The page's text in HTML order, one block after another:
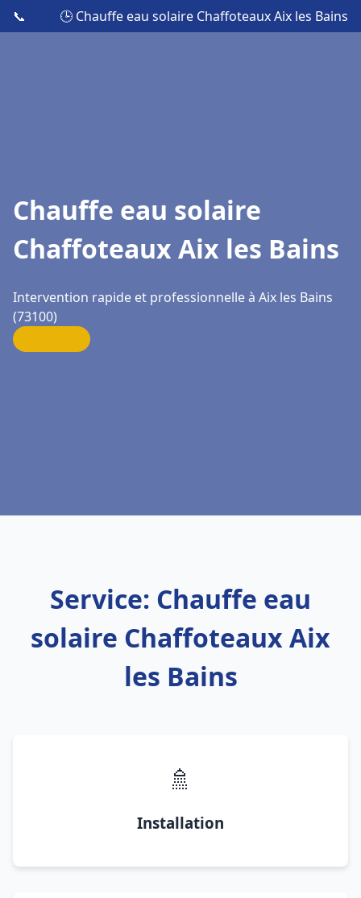
📞 🕒 Chauffe eau solaire Chaffoteaux Aix les Bains
Chauffe eau solaire
Chaffoteaux Aix les Bains
Intervention rapide et professionnelle à Aix les Bains
(73100)
Service: Chauffe eau
solaire Chaffoteaux Aix
les Bains
🚿
Installation